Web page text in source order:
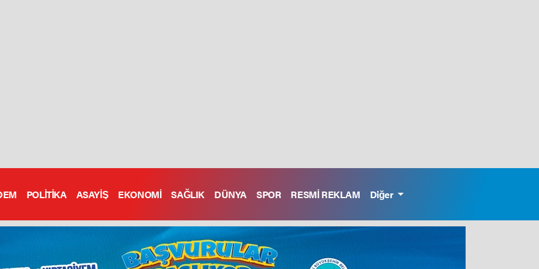
POLİTİKA ASAYİŞ EKONOMİ SAĞLIK DÜNYA SPOR RESMİ REKLAM Diğer